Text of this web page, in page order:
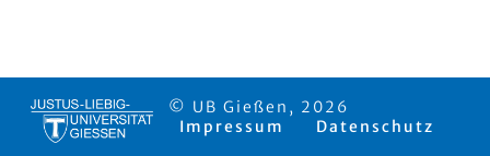
© UB Gießen, 2026
Impressum
Datenschutz